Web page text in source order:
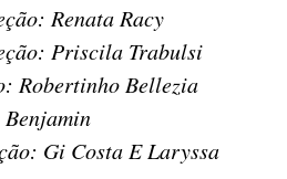
Renata Racy
Priscila Trabulsi
Robertinho Bellezia
Gi Costa E Laryssa